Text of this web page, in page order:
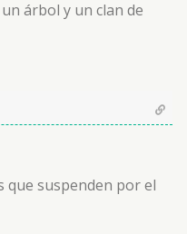
árbol y un clan de
que suspenden por el